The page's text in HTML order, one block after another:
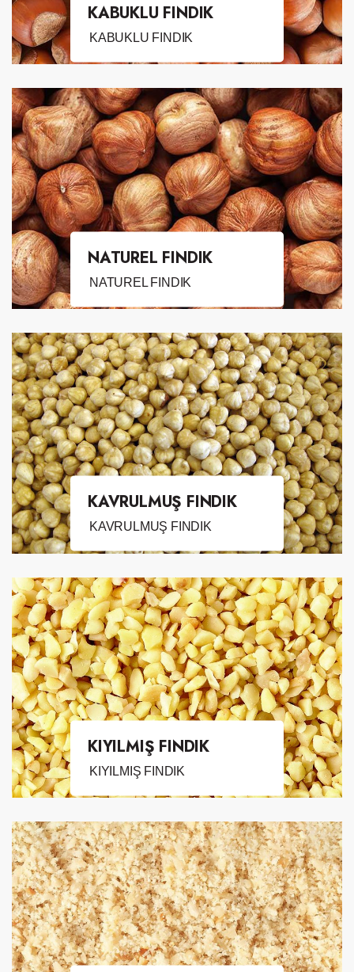
KABUKLU FINDIK
KABUKLU FINDIK
NATUREL FINDIK
NATUREL FINDIK
KAVRULMUŞ FINDIK
KAVRULMUŞ FINDIK
KIYILMIŞ FINDIK
KIYILMIŞ FINDIK